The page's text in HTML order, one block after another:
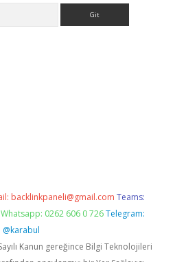
backlinkpaneli@gmail.com Teams:
Whatsapp: 0262 606 0 726 Telegram:
@karabul
Kanun gereğince Bilgi Teknolojileri